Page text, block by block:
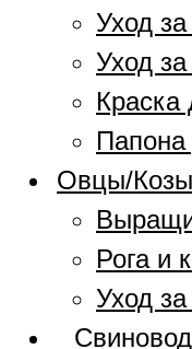
Уход
Уход
Краска
Папона
Овцы/Козы
Рога и
Уход